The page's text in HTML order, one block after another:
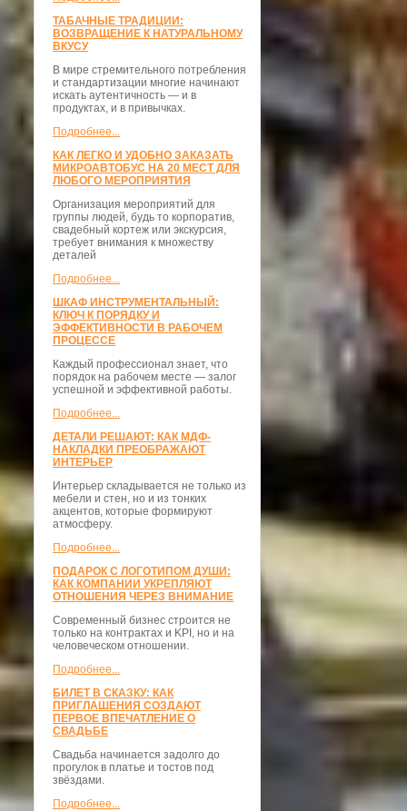
ТАБАЧНЫЕ ТРАДИЦИИ:
ВОЗВРАЩЕНИЕ К НАТУРАЛЬНОМУ
ВКУСУ
В мире стремительного потребления
и стандартизации многие начинают
искать аутентичность — и в
продуктах, и в привычках.
Подробнее...
КАК ЛЕГКО И УДОБНО ЗАКАЗАТЬ
МИКРОАВТОБУС НА 20 МЕСТ ДЛЯ
ЛЮБОГО МЕРОПРИЯТИЯ
Организация мероприятий для
группы людей, будь то корпоратив,
свадебный кортеж или экскурсия,
требует внимания к множеству
деталей
Подробнее...
ШКАФ ИНСТРУМЕНТАЛЬНЫЙ:
КЛЮЧ К ПОРЯДКУ И
ЭФФЕКТИВНОСТИ В РАБОЧЕМ
ПРОЦЕССЕ
Каждый профессионал знает, что
порядок на рабочем месте — залог
успешной и эффективной работы.
Подробнее...
ДЕТАЛИ РЕШАЮТ: КАК МДФ-
НАКЛАДКИ ПРЕОБРАЖАЮТ
ИНТЕРЬЕР
Интерьер складывается не только из
мебели и стен, но и из тонких
акцентов, которые формируют
атмосферу.
Подробнее...
ПОДАРОК С ЛОГОТИПОМ ДУШИ:
КАК КОМПАНИИ УКРЕПЛЯЮТ
ОТНОШЕНИЯ ЧЕРЕЗ ВНИМАНИЕ
Современный бизнес строится не
только на контрактах и KPI, но и на
человеческом отношении.
Подробнее...
БИЛЕТ В СКАЗКУ: КАК
ПРИГЛАШЕНИЯ СОЗДАЮТ
ПЕРВОЕ ВПЕЧАТЛЕНИЕ О
СВАДЬБЕ
Свадьба начинается задолго до
прогулок в платье и тостов под
звёздами.
Подробнее...